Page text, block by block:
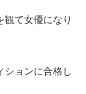
て女優になり
ションに合格し